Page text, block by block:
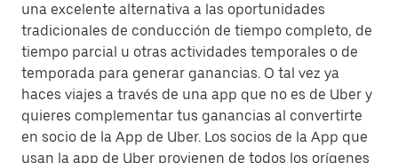
una excelente alternativa a las oportunidades
tradicionales de conducción de tiempo completo, de
tiempo parcial u otras actividades temporales o de
temporada para generar ganancias. O tal vez ya
haces viajes a través de una app que no es de Uber y
quieres complementar tus ganancias al convertirte
en socio de la App de Uber. Los socios de la App que
usan la app de Uber provienen de todos los orígenes